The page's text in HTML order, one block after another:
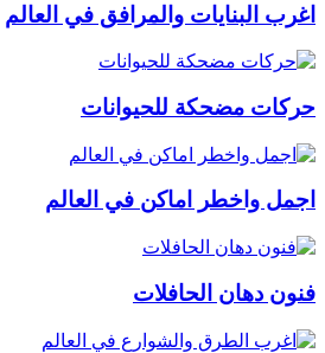
اغرب البنايات والمرافق في العالم
حركات مضحكة للحيوانات
اجمل واخطر اماكن في العالم
فنون دهان الحافلات